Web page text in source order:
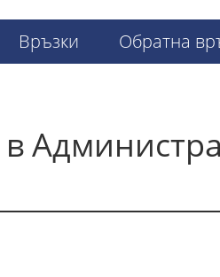
Връзки Обратна